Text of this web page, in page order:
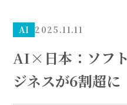
AI 2025.11.11
AI×日本：ソフ
ジネスが6割超に